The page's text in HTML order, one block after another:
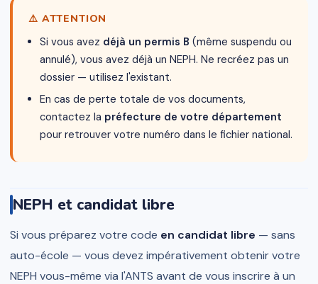
⚠️ ATTENTION
Si vous avez déjà un permis B (même suspendu ou
annulé), vous avez déjà un NEPH. Ne recréez pas un
dossier — utilisez l'existant.
En cas de perte totale de vos documents,
contactez la préfecture de votre département
pour retrouver votre numéro dans le fichier national.
NEPH et candidat libre
Si vous préparez votre code en candidat libre — sans
auto-école — vous devez impérativement obtenir votre
NEPH vous-même via l'ANTS avant de vous inscrire à un